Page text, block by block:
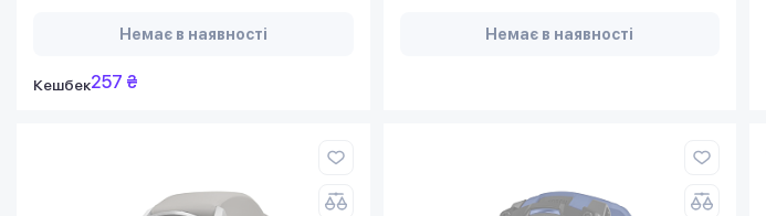
Немає в наявності
Кешбек257 ₴
Немає в наявності